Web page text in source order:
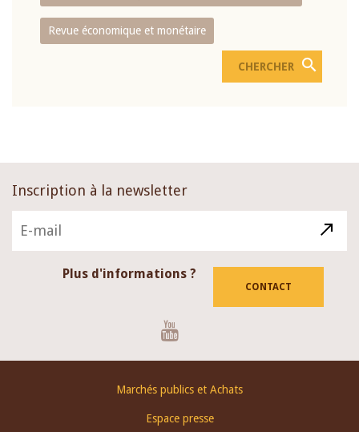
Revue économique et monétaire
Inscription à la newsletter
Plus d'informations ?
CONTACT
Marchés publics et Achats
Espace presse